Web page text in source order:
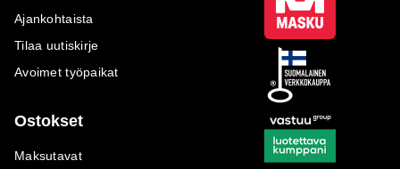
Ajankohtaista
Tilaa uutiskirje
Avoimet työpaikat
Ostokset
Maksutavat